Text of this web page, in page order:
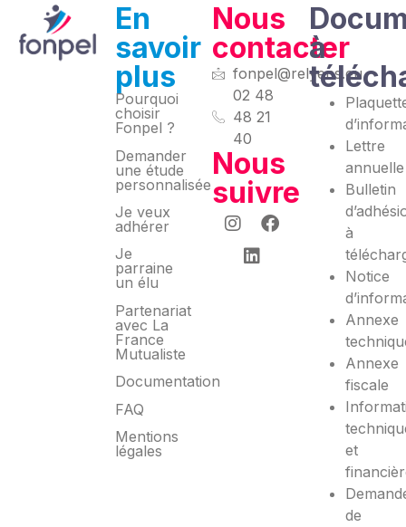
En
savoir
plus
Pourquoi
choisir
Fonpel ?
Demander
une étude
personnalisée
Je veux
adhérer
Je
parraine
un élu
Partenariat
avec La
France
Mutualiste
Documentation
FAQ
Mentions
légales
Nous
contacter
fonpel@relyens.eu
02 48
48 21
40
Nous
suivre
à
Lettre
annuelle
Bulletin
à
Notice
Annexe
Annexe
fiscale
et
de